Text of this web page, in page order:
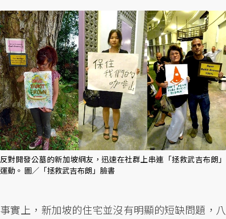
反對開發公墓的新加坡網友，迅速在社群上串連「拯救武吉布朗」
運動。 圖／「拯救武吉布朗」臉書
事實上，新加坡的住宅並沒有明顯的短缺問題，八